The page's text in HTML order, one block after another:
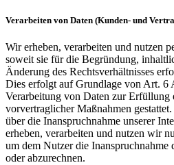
Verarbeiten von Daten (Kunden- und
Wir erheben, verarbeiten und nutzen
soweit sie für die Begründung,
Änderung des Rechtsverhältnisses
Dies erfolgt auf Grundlage von Art.
Verarbeitung von Daten zur Erfüllung
vorvertraglicher Maßnahmen
über die Inanspruchnahme unserer
erheben, verarbeiten und nutzen wir
um dem Nutzer die Inanspruchnahme
oder abzurechnen.